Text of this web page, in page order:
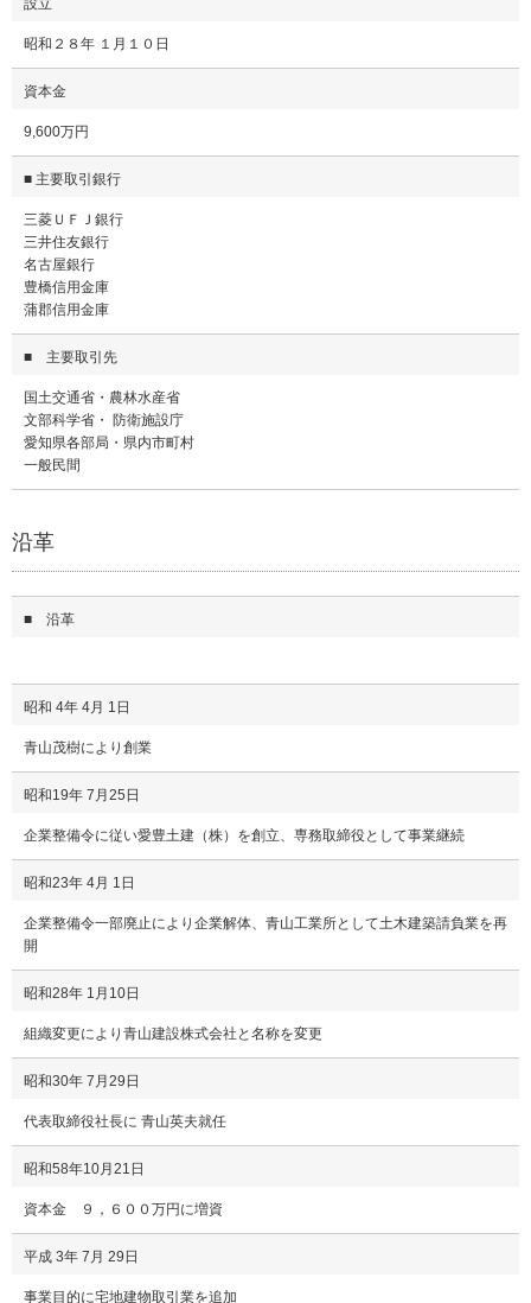
昭和２８年 １月１０日
資本金
9,600万円
■ 主要取引銀行
三菱ＵＦＪ銀行
三井住友銀行
名古屋銀行
豊橋信用金庫
蒲郡信用金庫
■ 主要取引先
国土交通省・農林水産省
文部科学省・ 防衛施設庁
愛知県各部局・県内市町村
一般民間
沿革
■ 沿革
昭和 4年 4月 1日
青山茂樹により創業
昭和19年 7月25日
企業整備令に従い愛豊土建（株）を創立、専務取締役として事業継続
昭和23年 4月 1日
企業整備令一部廃止により企業解体、青山工業所として土木建築請負業を再
開
昭和28年 1月10日
組織変更により青山建設株式会社と名称を変更
昭和30年 7月29日
代表取締役社長に 青山英夫就任
昭和58年10月21日
資本金 ９，６００万円に増資
平成 3年 7月 29日
事業目的に宅地建物取引業を追加